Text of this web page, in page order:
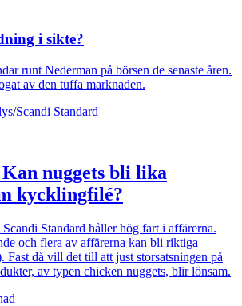
i sikte?
runt Nederman på börsen de senaste åren.
av den tuffa marknaden.
/Scandi Standard
nuggets bli lika
kycklingfilé?
Standard håller hög fart i affärerna.
och flera av affärerna kan bli riktiga
Fast då vill det till att just storsatsningen på
av typen chicken nuggets, blir lönsam.